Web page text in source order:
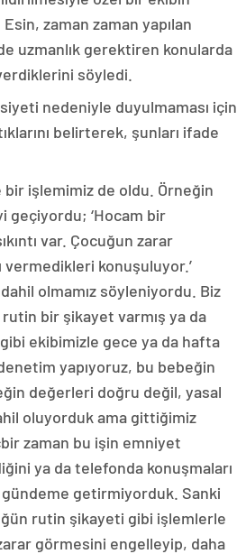
zaman zaman yapılan
uzmanlık gerektiren konularda
söyledi.
nedeniyle duyulmaması için
belirterek, şunları ifade
bir işlemimiz de oldu. Örneğin
geçiyordu; ‘Hocam bir
var. Çocuğun zarar
vermedikleri konuşuluyor.’
olmamız söyleniyordu. Biz
bir şikayet varmış ya da
ekibimizle gece ya da hafta
yapıyoruz, bu bebeğin
değerleri doğru değil, yasal
oluyorduk ama gittiğimiz
zaman bu işin emniyet
ya da telefonda konuşmaları
getirmiyorduk. Sanki
rutin şikayeti gibi işlemlerle
görmesini engelleyip, daha